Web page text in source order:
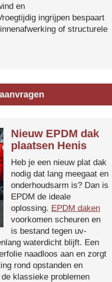
en
ingrijpen bespaart
of structurele
Nieuw EPDM dak
plaatsen Henis
Heb je een nieuw plat dak
nodig dat lang meegaat en
onderhoudsarm is? Dan is
EPDM de ideale
oplossing. EPDM daken
voorkomen scheuren en
is bestand tegen uv-
waterdicht blijft. Een
naadloos aan en zorgt
rond opstanden en
klassieke problemen